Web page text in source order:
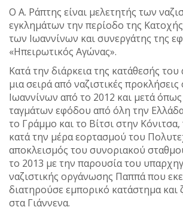
Ο Α. Ράπτης είναι μελετητής των
εγκλημάτων την περίοδο της
των Ιωαννίνων και συνεργάτης της
«Ηπειρωτικός Αγώνας».
Κατά την διάρκεια της κατάθεσής
μια σειρά από ναζιστικές
Ιωαννίνων από το 2012 και μετά
ταγμάτων εφόδου από όλη την Ελλάδα
το Γράμμο και το Βίτσι στην
κατά την μέρα εορτασμού του
αποκλεισμός του συνοριακού
το 2013 με την παρουσία του
ναζιστικής οργάνωσης Παππά που
διατηρούσε εμπορικό κατάστημα και
στα Γιάννενα.